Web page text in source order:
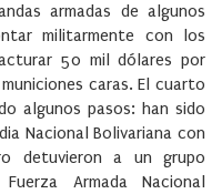
armadas de algunos
militarmente con los
50 mil dólares por
caras. El cuarto
algunos pasos: han sido
Nacional Bolivariana con
detuvieron a un grupo
Armada Nacional